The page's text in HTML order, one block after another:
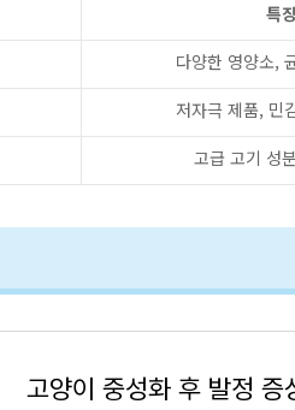
특징
다양한 영양소,
저자극 제품, 민
고급 고기 성
고양이 중성화 후 발정 증